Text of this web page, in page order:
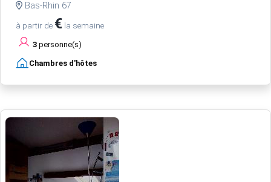
Bas-Rhin 67
à partir de € la semaine
3 personne(s)
Chambres d'hôtes